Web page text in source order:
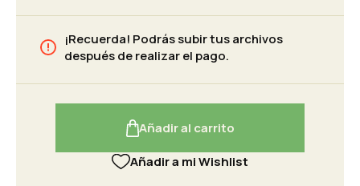
¡Recuerda! Podrás subir tus archivos
después de realizar el pago.
Añadir al carrito
Añadir a mi Wishlist